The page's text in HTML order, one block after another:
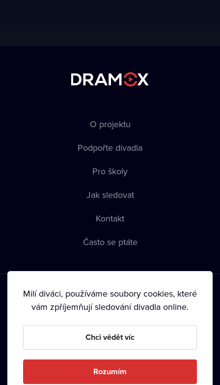
O projektu
Podpořte divadla
Pro školy
Jak sledovat
Kontakt
Často se ptáte
Podmínky používání • Ochrana soukromí • Zásady používání
• Autorská práva•
Milí diváci, používáme soubory cookies, které
vám zpříjemňují sledování divadla online.
Chci vědět víc
Rozumím